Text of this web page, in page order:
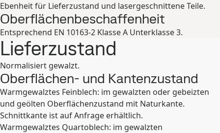
Ebenheit für Lieferzustand und lasergeschnittene Teile.
Oberflächenbeschaffenheit
Entsprechend EN 10163-2 Klasse A Unterklasse 3.
Lieferzustand
Normalisiert gewalzt.
Oberflächen- und Kantenzustand
Warmgewalztes Feinblech: im gewalzten oder gebeizten
und geölten Oberflächenzustand mit Naturkante.
Schnittkante ist auf Anfrage erhältlich.
Warmgewalztes Quartoblech: im gewalzten